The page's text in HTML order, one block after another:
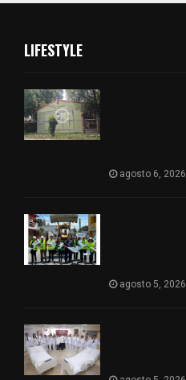
LIFESTYLE
agosto 6, 2026
agosto 5, 2026